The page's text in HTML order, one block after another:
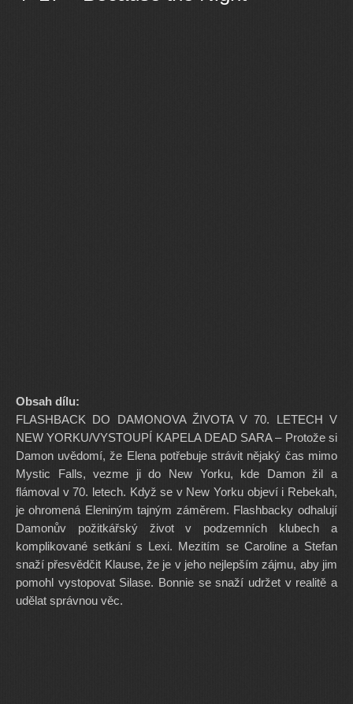
Obsah dílu:
FLASHBACK DO DAMONOVA ŽIVOTA V 70. LETECH V
NEW YORKU/VYSTOUPÍ KAPELA DEAD SARA – Protože si
Damon uvědomí, že Elena potřebuje strávit nějaký čas mimo
Mystic Falls, vezme ji do New Yorku, kde Damon žil a
flámoval v 70. letech. Když se v New Yorku objeví i Rebekah,
je ohromená Eleniným tajným záměrem. Flashbacky odhalují
Damonův požitkářský život v podzemních klubech a
komplikované setkání s Lexi. Mezitím se Caroline a Stefan
snaží přesvědčit Klause, že je v jeho nejlepším zájmu, aby jim
pomohl vystopovat Silase. Bonnie se snaží udržet v realitě a
udělat správnou věc.